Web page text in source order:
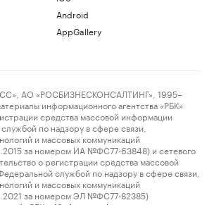
Android
AppGallery
АО «РОСБИЗНЕСКОНСАЛТИНГ», 1995–
информационного агентства «РБК»
средства массовой информации
по надзору в сфере связи,
и массовых коммуникаций
за номером ИА №ФС77-63848) и сетевого
о регистрации средства массовой
службой по надзору в сфере связи,
и массовых коммуникаций
за номером ЭЛ №ФС77-82385)